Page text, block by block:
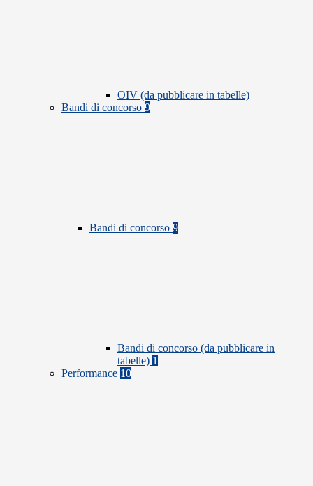
OIV (da pubblicare in tabelle)
Bandi di concorso 9
Bandi di concorso 9
Bandi di concorso (da pubblicare in
tabelle) 1
Performance 10